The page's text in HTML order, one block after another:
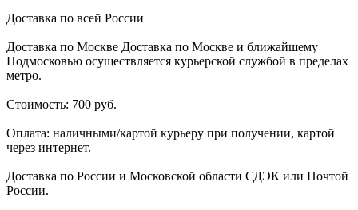
Доставка по всей России
Доставка по Москве Доставка по Москве и ближайшему
Подмосковью осуществляется курьерской службой в пределах
метро.
Стоимость: 700 руб.
Оплата: наличными/картой курьеру при получении, картой
через интернет.
Доставка по России и Московской области СДЭК или Почтой
России.